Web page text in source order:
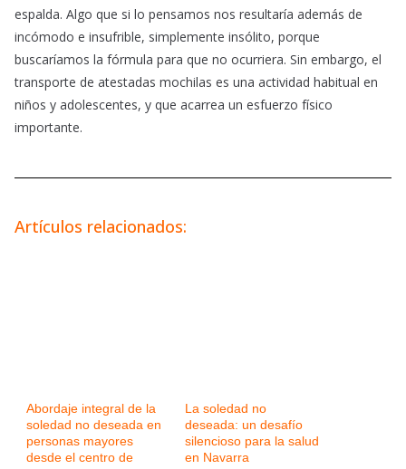
espalda. Algo que si lo pensamos nos resultaría además de
incómodo e insufrible, simplemente insólito, porque
buscaríamos la fórmula para que no ocurriera. Sin embargo, el
transporte de atestadas mochilas es una actividad habitual en
niños y adolescentes, y que acarrea un esfuerzo físico
importante.
Artículos relacionados:
Abordaje integral de la
soledad no deseada en
personas mayores
desde el centro de
La soledad no
deseada: un desafío
silencioso para la salud
en Navarra